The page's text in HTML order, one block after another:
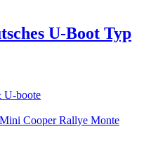
U-Boot Typ
U-boote